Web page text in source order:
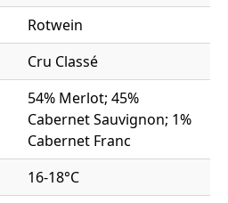
Rotwein
Cru Classé
54% Merlot; 45%
Cabernet Sauvignon; 1%
Cabernet Franc
16-18°C